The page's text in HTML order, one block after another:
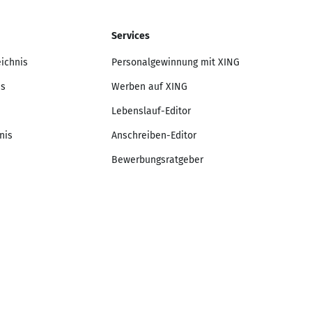
Services
Personalgewinnung mit XING
Werben auf XING
Lebenslauf-Editor
Anschreiben-Editor
Bewerbungsratgeber